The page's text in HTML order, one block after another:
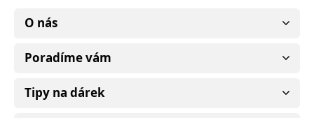
O nás
Poradíme vám
Tipy na dárek